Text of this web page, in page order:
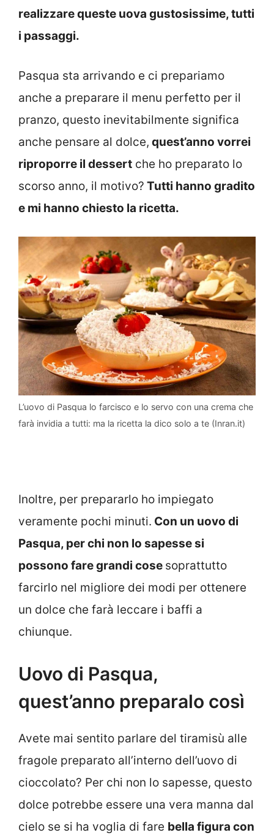
realizzare queste uova gustosissime, tutti
i passaggi.
Pasqua sta arrivando e ci prepariamo
anche a preparare il menu perfetto per il
pranzo, questo inevitabilmente significa
anche pensare al dolce, quest’anno vorrei
riproporre il dessert che ho preparato lo
scorso anno, il motivo? Tutti hanno gradito
e mi hanno chiesto la ricetta.
L’uovo di Pasqua lo farcisco e lo servo con una crema che
farà invidia a tutti: ma la ricetta la dico solo a te (Inran.it)
Inoltre, per prepararlo ho impiegato
veramente pochi minuti. Con un uovo di
Pasqua, per chi non lo sapesse si
possono fare grandi cose soprattutto
farcirlo nel migliore dei modi per ottenere
un dolce che farà leccare i baffi a
chiunque.
Uovo di Pasqua,
quest’anno preparalo così
Avete mai sentito parlare del tiramisù alle
fragole preparato all’interno dell’uovo di
cioccolato? Per chi non lo sapesse, questo
dolce potrebbe essere una vera manna dal
cielo se si ha voglia di fare bella figura con